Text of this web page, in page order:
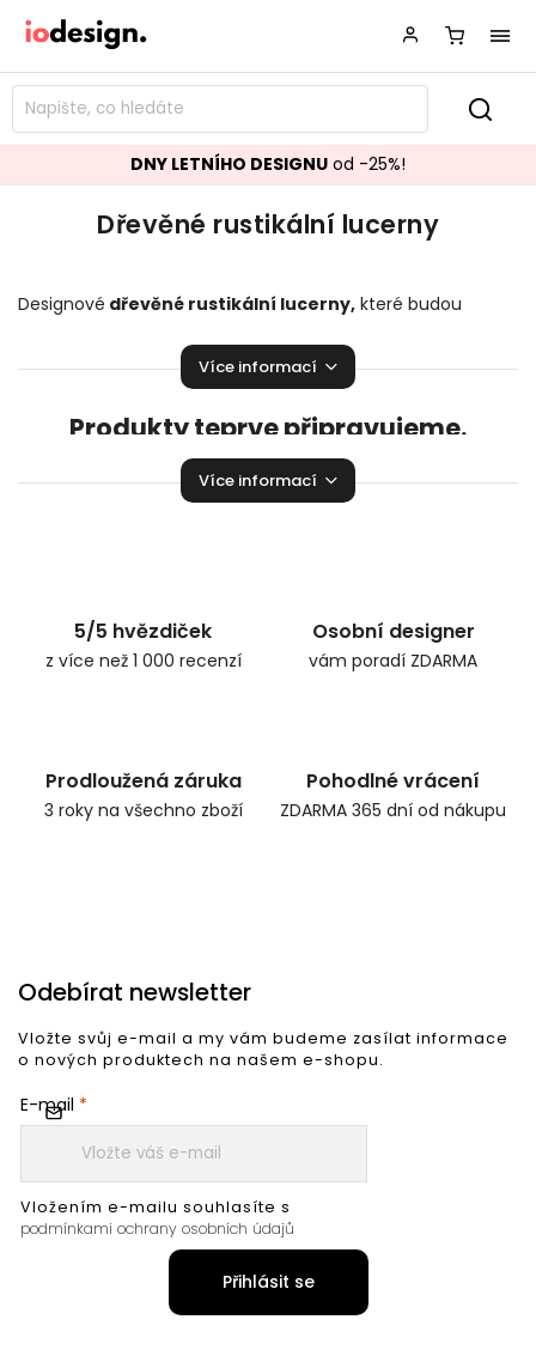
DNY LETNÍHO DESIGNU od -25%!
Dřevěné rustikální lucerny
Designové dřevěné rustikální lucerny, které budou
lucernyrozzáří Vaší domácnost.
Více informací
Produkty teprve připravujeme.
Můžete se ale podívat na ostatní kategorie.
Více informací
5/5 hvězdiček
z více než 1 000 recenzí
Osobní designer
vám poradí ZDARMA
Prodloužená záruka
3 roky na všechno zboží
Pohodlné vrácení
ZDARMA 365 dní od nákupu
Odebírat newsletter
Vložte svůj e-mail a my vám budeme zasílat informace
o nových produktech na našem e-shopu.
E-mail
Vložením e-mailu souhlasíte s
podmínkami ochrany osobních údajů
Přihlásit se